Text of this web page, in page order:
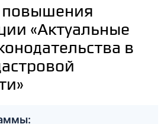
«Актуальные
в